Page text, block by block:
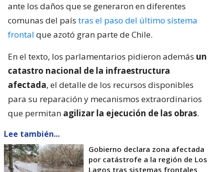
ante los daños que se generaron en diferentes
comunas del país tras el paso del último sistema
frontal que azotó gran parte de Chile.
En el texto, los parlamentarios pidieron además un
catastro nacional de la infraestructura
afectada, el detalle de los recursos disponibles
para su reparación y mecanismos extraordinarios
que permitan agilizar la ejecución de las obras.
Lee también...
Gobierno declara zona afectada
por catástrofe a la región de Los
Lagos tras sistemas frontales